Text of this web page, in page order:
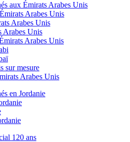
aux Émirats Arabes Unis
Arabes Unis
Arabes Unis
Arabes Unis
Arabes Unis
sur mesure
Arabes Unis
en Jordanie
120 ans